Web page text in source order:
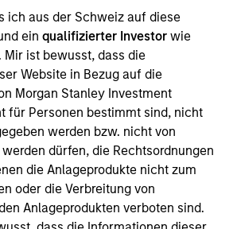
ich aus der Schweiz auf diese
ein qualifizierter Investor wie
ist bewusst, dass die
Website in Bezug auf die
Morgan Stanley Investment
für Personen bestimmt sind, nicht
werden bzw. nicht von
dürfen, die Rechtsordnungen
die Anlageprodukte nicht zum
oder die Verbreitung von
Anlageprodukten verboten sind.
key stakeholders to streamline
that have a significant impact
joined Calvert in 2017. Prior to
has managed budgets and
private and public sectors.
in interpersonal and
studies from the
Carolina at Chapel Hill.